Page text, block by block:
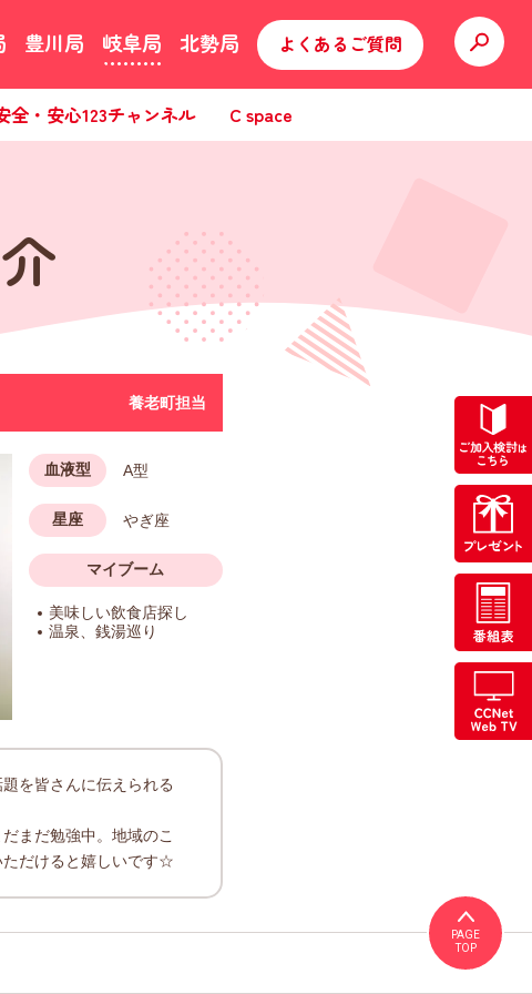
豊川局 岐阜局 北勢局 よくあるご質問
全・安心123チャンネル C space
養老町担当
血液型 A型
星座 やぎ座
マイブーム
美味しい飲食店探し
温泉、銭湯巡り
を皆さんに伝えられる
まだ勉強中。地域のこ
ただけると嬉しいです☆
PAGE
TOP